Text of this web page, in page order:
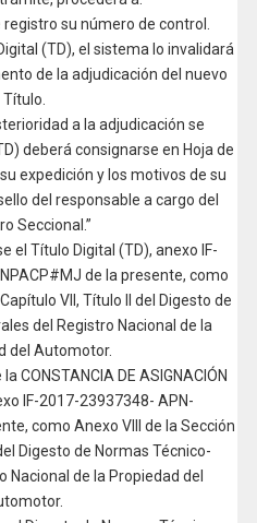
su número de control.
(TD), el sistema lo invalidará
de la adjudicación del nuevo
Título.
a la adjudicación se
deberá consignarse en Hoja de
expedición y los motivos de su
del responsable a cargo del
Seccional.”
el Título Digital (TD), anexo IF-
de la presente, como
VII, Título II del Digesto de
del Registro Nacional de la
del Automotor.
CONSTANCIA DE ASIGNACIÓN
IF-2017-23937348- APN-
como Anexo VIII de la Sección
Digesto de Normas Técnico-
Nacional de la Propiedad del